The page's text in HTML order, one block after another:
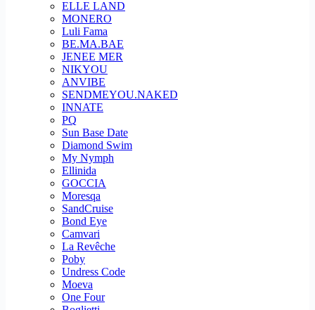
ELLE LAND
MONERO
Luli Fama
BE.MA.BAE
JENEE MER
NIKYOU
ANVIBE
SENDMEYOU.NAKED
INNATE
PQ
Sun Base Date
Diamond Swim
My Nymph
Ellinida
GOCCIA
Moresqa
SandCruise
Bond Eye
Camvari
La Revêche
Poby
Undress Code
Moeva
One Four